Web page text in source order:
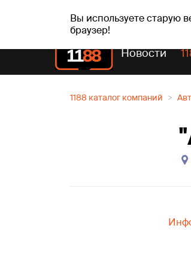
Вы используете старую
браузер!
чт, 06.08.2026. +25°C
Новости
1188 каталог компаний